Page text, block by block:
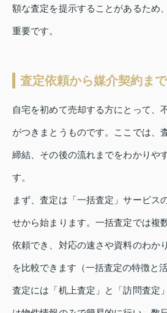
額な査定を提示することがあるため
重要です。
査定依頼から媒介契約ま
自宅を初めて売却する方にとって、
がつきまとうものです。ここでは、
締結、その後の流れまでをわかりや
す。
まず、査定は「一括査定」サービス
せから始まります。一括査定では複
依頼でき、対応の速さや資料のわか
を比較できます（一括査定の特徴と活
査定には「机上査定」と「訪問査定